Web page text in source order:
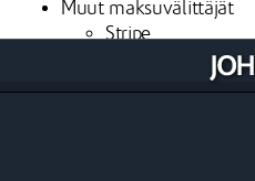
Muut maksuvälittäjät
Stripe
Alipay (Stripen